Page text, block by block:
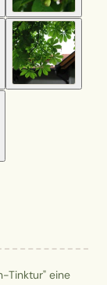
Tinktur" eine